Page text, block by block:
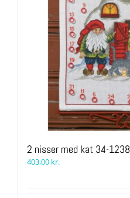
2 nisser med kat 34-1238
403,00 kr.